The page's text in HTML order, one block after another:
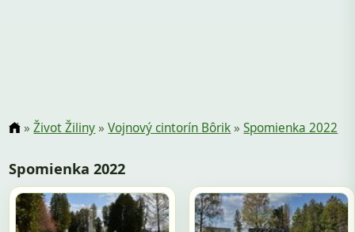
»Život Žiliny»Vojnový cintorín Bôrik»Spomienka 2022
Spomienka 2022